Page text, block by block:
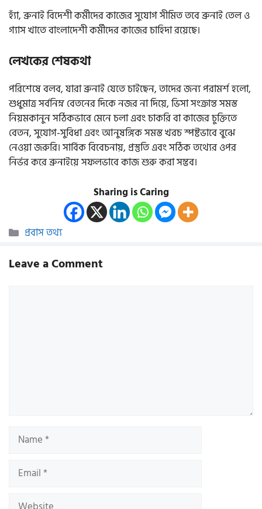
হ্যাঁ, ব্রুনাই বিদেশী কর্মীদের কাজের সুযোগ সীমিত তবে ব্রুনাই তেল ও
গ্যাস খাতে বাংলাদেশী কর্মীদের কাজের চাহিদা রয়েছে।
লেখকের শেষকথা
পরিশেষে বলব, যারা ব্রুনাই যেতে চাইছেন, তাদের জন্য পরামর্শ হলো,
শুধুমাত্র সর্বনিম্ন বেতনের দিকে নজর না দিয়ে, ভিসা সংক্রান্ত সমস্ত
নিয়মকানুন সঠিকভাবে মেনে চলা এবং চাকরি বা কাজের চুক্তিতে
বেতন, সুযোগ-সুবিধা এবং আনুষঙ্গিক সমস্ত খরচ স্পষ্টভাবে বুঝে
নেওয়া জরুরি। সার্বিক বিবেচনায়, প্রস্তুতি এবং সঠিক তথ্যের ওপর
নির্ভর করে ব্রুনাইয়ে সফলভাবে কাজ শুরু করা সম্ভব।
Sharing is Caring
Categories
প্রবাস তথ্য
Leave a Comment
Name
Email
Website